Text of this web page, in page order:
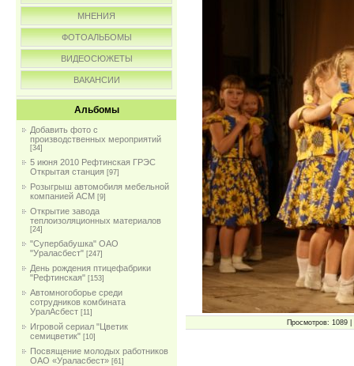
МНЕНИЯ
ФОТОАЛЬБОМЫ
ВИДЕОСЮЖЕТЫ
ВАКАНСИИ
Альбомы
Добавить фото с
производственных мероприятий
[34]
5 июня 2010 Рефтинская ГРЭС
Открытая станция [97]
Розыгрыш автомобиля мебельной
компанией АСМ [9]
Открытие завода
теплоизоляционных материалов
[24]
"Супербабушка" ОАО
"Ураласбест" [247]
День рождения птицефабрики
"Рефтинская" [153]
Автомногоборье среди
сотрудников комбината
УралАсбест [11]
Игровой сериал "Цветик
семицветик" [10]
Посвящение молодых работников
ОАО «Ураласбест» [61]
Просмотров: 1089